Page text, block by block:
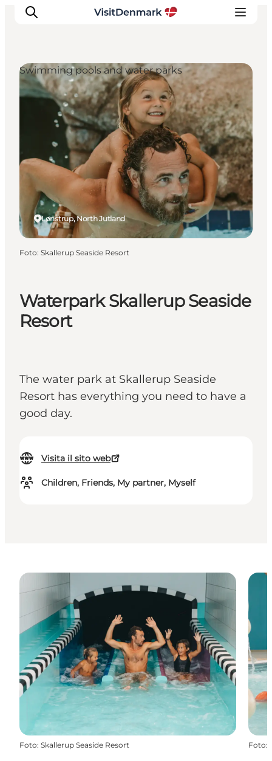
Ispirazioni
Dove andare
Cosa fare
Dove dormire
Pianifica il viaggio
Waterpark Skallerup Seaside
Resort
The water park at Skallerup Seaside
Resort has everything you need to have a
good day.
Visita il sito web
Children, Friends, My partner, Myself
Lønstrup, North Jutland
Swimming pools and water parks
Foto: Skallerup Seaside Resort
Foto: Skallerup Seaside Resort Foto: